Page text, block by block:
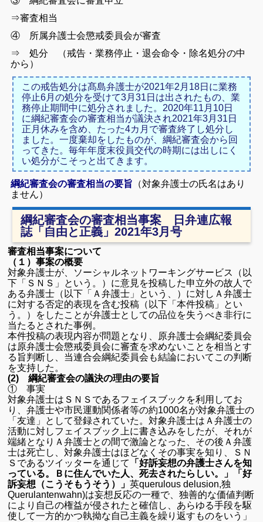
⇒審査相当
④ 所属弁護士会懲戒委員会が審査
⇒ 処分 （戒告・業務停止・退会命令・除名処分の中
から）
この戒告処分は髙島弁護士が2021年2月18日に業務
停止6月の処分を受けて3月31日は出されたもの、業
務停止期間中に処分されました。2020年11月10日
に綱紀審査会の審査相当が議決され2021年3月31日
正月休みを含め、たった4カ月で審査終了し処分し
ました。一度棄却をしたものが、綱紀審査会から回
ってきた。毎年年度末役員交代の時期には出しにく
い処分がこそっと出てきます。
綱紀審査会の審査相当の要旨 （対象弁護士の氏名はあり
ません）
綱紀審査会の審査相当事案 日弁連広報
誌「自由と正義」2021年3月号
審査相当事案について
（１）事案の概要
対象弁護士が、ソーシャルネットワーキングサービス（以
下「ＳＮＳ」という。）に意見を投稿した申立外の故人で
ある弁護士（以下「Ａ弁護士」という、）に対しＡ弁護士
に対する否定的表現を含む投稿（以下「本件投稿」とい
う。）をしたことが弁護士としての品位を失うべき非行に
当たるとされた事例。
本件投稿の表現内容が問題となり、原弁護士会綱紀委員会
は原弁護士会懲戒委員会に審査を求めないことを相当とす
る旨判断し、当連合会綱紀委員会も結論においてこの判断
を支持した。
(2) 綱紀審査会の議決の理由の要旨
① 事実
対象弁護士はＳＮＳであるフェイスブックを利用してお
り、弁護士や市民運動関係者等の約1000名が対象弁護士の
「友達」として登録されていた。対象弁護士はＡ弁護士の
活動に対しフェイスブック上に書き込みをしたが、それが
端緒となりＡ弁護士との間で激論となった、その後Ａ弁護
士は死亡し、対象弁護士はほどなくその事実を知り、ＳＮ
Ｓであるツイッターを通じて
「好訴妄想の弁護士さんを知
っている。Ｂに住んでいた人、死去されたらしい。」「好
訴妄想（こうそもうそう）」英querulous delusion,独
Querulantenwahn)は妄想反応の一種で、独善的な価値判断
により自己の権益が侵されたと確信し、あらゆる手段を駆
使して一方的かつ執拗な自己主義を繰り返すものをいう」